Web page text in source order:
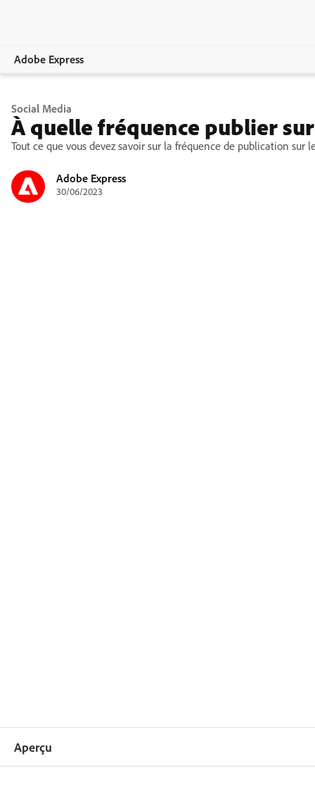
Adobe Express
Vue d’ensemble
Création
Entreprises
Social Media
À quelle fréquence publier
Tout ce que vous devez savoir sur la fréquence de publication sur
Adobe Express
30/06/2023
Aperçu